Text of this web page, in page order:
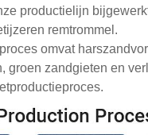
productielijn
remtrommel.
omvat
groen zandgieten en